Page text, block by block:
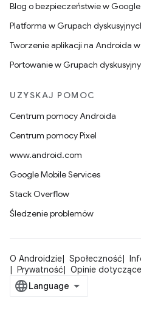
Blog o bezpieczeństwie w Google
Platforma w Grupach
Tworzenie aplikacji na Androida
Portowanie w Grupach
UZYSKAJ POMOC
Centrum pomocy Androida
Centrum pomocy Pixel
www.android.com
Google Mobile Services
Stack Overflow
Śledzenie problemów
O Androidzie Społeczność
Prywatność
Opinie